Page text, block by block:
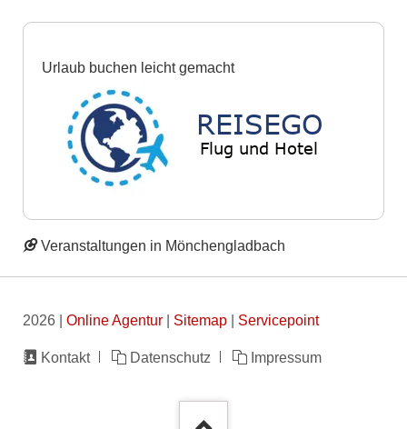
Urlaub buchen leicht gemacht
Veranstaltungen in Mönchengladbach
2026 | Online Agentur| Sitemap| Servicepoint
Navigation
Kontakt Datenschutz Impressum